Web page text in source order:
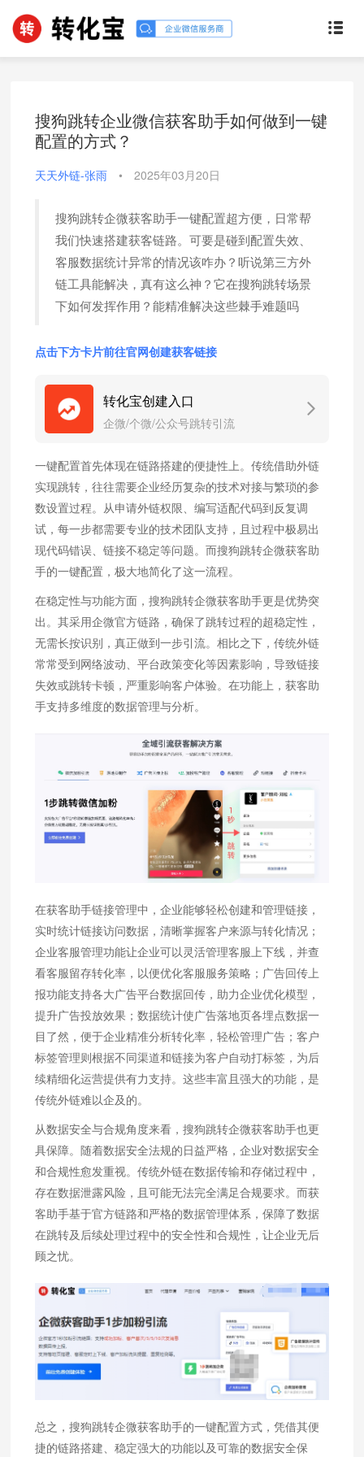
搜狗跳转企业微信获客助手如何做到一键
配置的方式？
天天外链-张雨 • 2025年03月20日
搜狗跳转企微获客助手一键配置超方便，日常帮
我们快速搭建获客链路。可要是碰到配置失效、
客服数据统计异常的情况该咋办？听说第三方外
链工具能解决，真有这么神？它在搜狗跳转场景
下如何发挥作用？能精准解决这些棘手难题吗
点击下方卡片前往官网创建获客链接
转化宝创建入口
企微/个微/公众号跳转引流
一键配置首先体现在链路搭建的便捷性上。传统借助外链
实现跳转，往往需要企业经历复杂的技术对接与繁琐的参
数设置过程。从申请外链权限、编写适配代码到反复调
试，每一步都需要专业的技术团队支持，且过程中极易出
现代码错误、链接不稳定等问题。而搜狗跳转企微获客助
手的一键配置，极大地简化了这一流程。
在稳定性与功能方面，搜狗跳转企微获客助手更是优势突
出。其采用企微官方链路，确保了跳转过程的超稳定性，
无需长按识别，真正做到一步引流。相比之下，传统外链
常常受到网络波动、平台政策变化等因素影响，导致链接
失效或跳转卡顿，严重影响客户体验。在功能上，获客助
手支持多维度的数据管理与分析。
在获客助手链接管理中，企业能够轻松创建和管理链接，
实时统计链接访问数据，清晰掌握客户来源与转化情况；
企业客服管理功能让企业可以灵活管理客服上下线，并查
看客服留存转化率，以便优化客服服务策略；广告回传上
报功能支持各大广告平台数据回传，助力企业优化模型，
提升广告投放效果；数据统计使广告落地页各埋点数据一
目了然，便于企业精准分析转化率，轻松管理广告；客户
标签管理则根据不同渠道和链接为客户自动打标签，为后
续精细化运营提供有力支持。这些丰富且强大的功能，是
传统外链难以企及的。
从数据安全与合规角度来看，搜狗跳转企微获客助手也更
具保障。随着数据安全法规的日益严格，企业对数据安全
和合规性愈发重视。传统外链在数据传输和存储过程中，
存在数据泄露风险，且可能无法完全满足合规要求。而获
客助手基于官方链路和严格的数据管理体系，保障了数据
在跳转及后续处理过程中的安全性和合规性，让企业无后
顾之忧。
总之，搜狗跳转企微获客助手的一键配置方式，凭借其便
捷的链路搭建、稳定强大的功能以及可靠的数据安全保